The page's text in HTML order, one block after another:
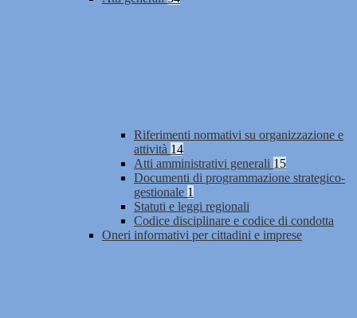
Riferimenti normativi su organizzazione e
attività 14
Atti amministrativi generali 15
Documenti di programmazione strategico-
gestionale 1
Statuti e leggi regionali
Codice disciplinare e codice di condotta
Oneri informativi per cittadini e imprese